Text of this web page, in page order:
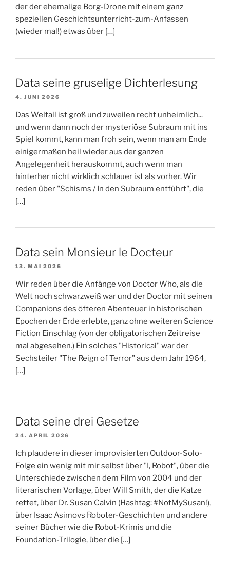
der der ehemalige Borg-Drone mit einem ganz
speziellen Geschichtsunterricht-zum-Anfassen
(wieder mal!) etwas über […]
Data seine gruselige Dichterlesung
4. JUNI 2026
Das Weltall ist groß und zuweilen recht unheimlich...
und wenn dann noch der mysteriöse Subraum mit ins
Spiel kommt, kann man froh sein, wenn man am Ende
einigermaßen heil wieder aus der ganzen
Angelegenheit herauskommt, auch wenn man
hinterher nicht wirklich schlauer ist als vorher. Wir
reden über "Schisms / In den Subraum entführt", die
[…]
Data sein Monsieur le Docteur
13. MAI 2026
Wir reden über die Anfänge von Doctor Who, als die
Welt noch schwarzweiß war und der Doctor mit seinen
Companions des öfteren Abenteuer in historischen
Epochen der Erde erlebte, ganz ohne weiteren Science
Fiction Einschlag (von der obligatorischen Zeitreise
mal abgesehen.) Ein solches "Historical" war der
Sechsteiler "The Reign of Terror" aus dem Jahr 1964,
[…]
Data seine drei Gesetze
24. APRIL 2026
Ich plaudere in dieser improvisierten Outdoor-Solo-
Folge ein wenig mit mir selbst über "I, Robot", über die
Unterschiede zwischen dem Film von 2004 und der
literarischen Vorlage, über Will Smith, der die Katze
rettet, über Dr. Susan Calvin (Hashtag: #NotMySusan!),
über Isaac Asimovs Roboter-Geschichten und andere
seiner Bücher wie die Robot-Krimis und die
Foundation-Trilogie, über die […]